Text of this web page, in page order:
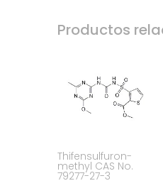
Productos
Thifensulfuron-
methyl CAS No.
79277-27-3